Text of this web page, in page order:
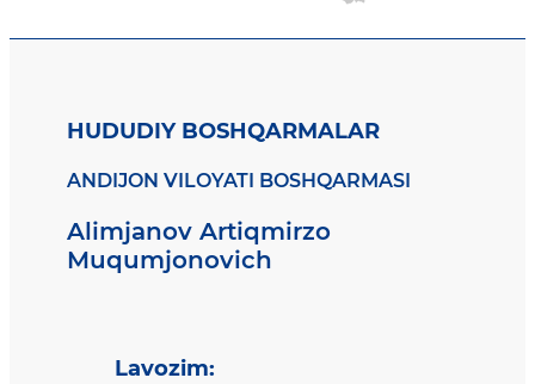
HUDUDIY BOSHQARMALAR
ANDIJON VILOYATI BOSHQARMASI
Alimjanov Artiqmirzo
Muqumjonovich
Lavozim: